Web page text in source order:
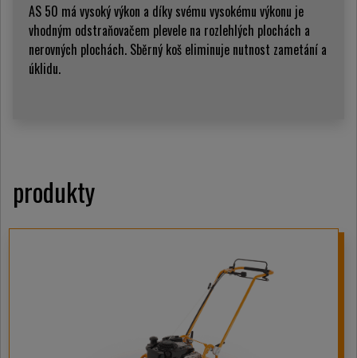
AS 50 má vysoký výkon a díky svému vysokému výkonu je
vhodným odstraňovačem plevele na rozlehlých plochách a
nerovných plochách. Sběrný koš eliminuje nutnost zametání a
úklidu.
produkty